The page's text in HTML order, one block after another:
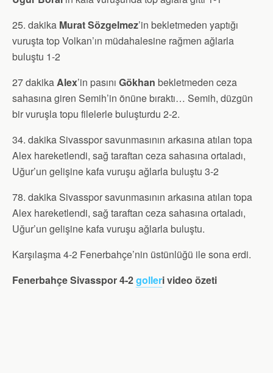
25. dakika Murat Sözgelmez’in bekletmeden yaptığı
vuruşta top Volkan’ın müdahalesine rağmen ağlarla
buluştu 1-2
27 dakikaAlex’in pasını Gökhan bekletmeden ceza
sahasına giren Semih’in önüne bıraktı… Semih, düzgün
bir vuruşla topu filelerle buluşturdu 2-2.
34. dakika Sivasspor savunmasının arkasına atılan topa
Alex hareketlendi, sağ taraftan ceza sahasına ortaladı,
Uğur’un gelişine kafa vuruşu ağlarla buluştu 3-2
78. dakika Sivasspor savunmasının arkasına atılan topa
Alex hareketlendi, sağ taraftan ceza sahasına ortaladı,
Uğur’un gelişine kafa vuruşu ağlarla buluştu.
Karşılaşma 4-2 Fenerbahçe’nin üstünlüğü ile sona erdi.
Fenerbahçe Sivasspor 4-2golleri video özeti